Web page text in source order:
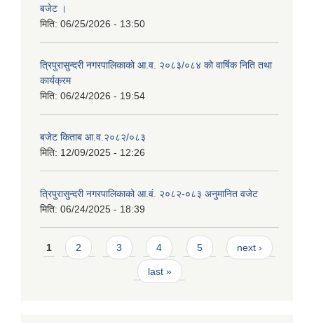
बजेट ।
मिति: 06/25/2026 - 13:50
त्रिपुरासुन्दरी नगरपालिकाको आ.व. २०८३/०८४ को वार्षिक निति तथा
कार्यक्रम
मिति: 06/24/2026 - 19:54
बजेट किताब आ.व.२०८२/०८३
मिति: 12/09/2025 - 12:26
त्रिपुरासुन्दरी नगरपालिकाको आ.वं. २०८२-०८३ अनुमानित वजेट
मिति: 06/24/2025 - 18:39
Pages
1 2 3 4 5 next ›
last »